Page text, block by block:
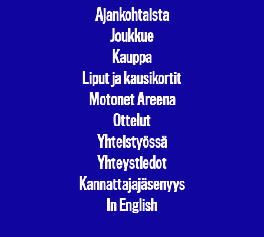
Ajankohtaista
Joukkue
Kauppa
Liput ja kausikortit
Motonet Areena
Ottelut
Yhteistyössä
Yhteystiedot
Kannattajajäsenyys
In English